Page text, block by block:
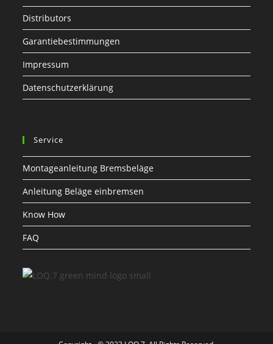
Distributors
Garantiebestimmungen
Impressum
Datenschutzerklärung
Service
Montageanleitung Bremsbeläge
Anleitung Beläge einbremsen
Know How
FAQ